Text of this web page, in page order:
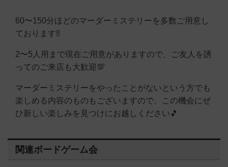
60〜150分ほどのマーダーミステリーを多数ご用意し
ております‼️
2〜5人用まで現在ご用意がありますので、ご友人を誘
ってのご来店も大歓迎💯
マーダーミステリーをやったことがないという方でも
楽しめる内容のものもございますので、この機会にぜ
ひ新しい楽しみを見つけにお越しください🎵
関連ボードゲーム会